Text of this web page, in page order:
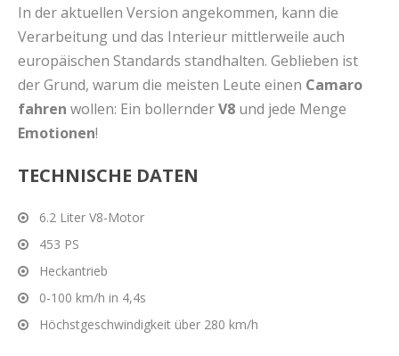
In der aktuellen Version angekommen, kann die
Verarbeitung und das Interieur mittlerweile auch
europäischen Standards standhalten. Geblieben ist
der Grund, warum die meisten Leute einen Camaro
fahren wollen: Ein bollernderV8 und jede Menge
Emotionen!
TECHNISCHE DATEN
6.2 Liter V8-Motor
453 PS
Heckantrieb
0-100 km/h in 4,4s
Höchstgeschwindigkeit über 280 km/h